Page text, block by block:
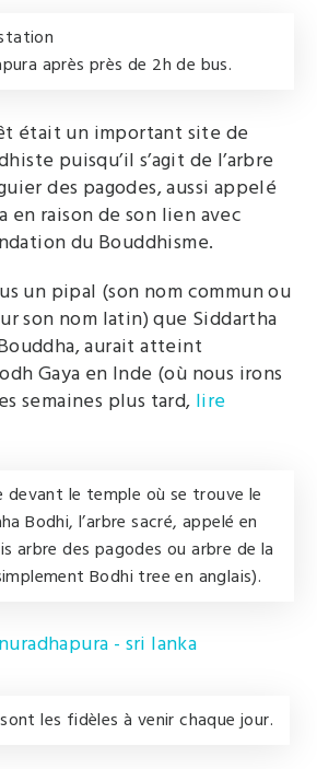
après près de 2h de bus.
était un important site de
puisqu’il s’agit de l’arbre
des pagodes, aussi appelé
en raison de son lien avec
du Bouddhisme.
un pipal (son nom commun ou
son nom latin) que Siddartha
aurait atteint
Gaya en Inde (où nous irons
semaines plus tard, lire
devant le temple où se trouve le
Bodhi, l’arbre sacré, appelé en
arbre des pagodes ou arbre de la
Bodhi tree en anglais).
les fidèles à venir chaque jour.